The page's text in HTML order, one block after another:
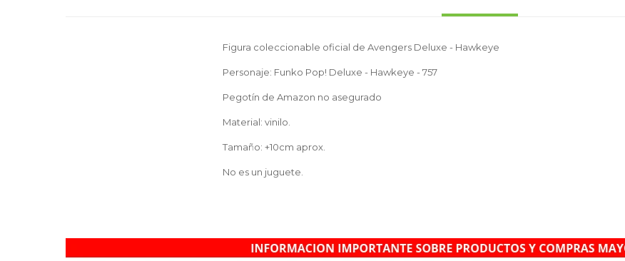
Figura coleccionable oficial de Avengers Deluxe - Hawkeye
Personaje: Funko Pop! Deluxe - Hawkeye - 757
Pegotín de Amazon no asegurado
Material: vinilo.
Tamaño: +10cm aprox.
No es un juguete.